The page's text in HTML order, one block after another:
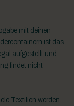
mit deinen
ist das
aufgestellt und
findet nicht
Textilien werden